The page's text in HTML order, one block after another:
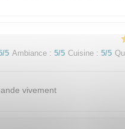
/5 Ambiance : 5/5 Cuisine : 5/5
vivement